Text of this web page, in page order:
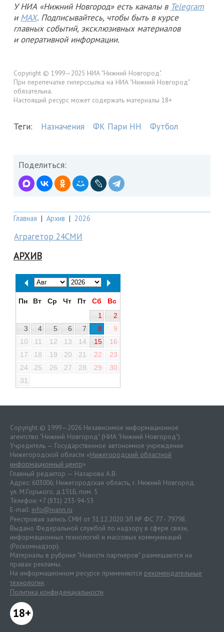
У НИА «Нижний Новгород» есть каналы в Telegram
и MAX. Подписывайтесь, чтобы быть в курсе
главных событий, эксклюзивных материалов
и оперативной информации.
Copyright © 1999—2025 НИА "Нижний Новгород".
При перепечатке гиперссылка на НИА "Нижний Новгород"
обязательна.
Настоящий ресурс может содержать материалы 18+
Теги: Назначения ФК Пари НН Футбол
Поделиться:
Главная | Архив | 2026
Аграгетор 24СМИ
АРХИВ
Пн Вт Ср Чт Пт Сб
Вс
1
2
3
4 5 6 7 8
9
10
11 12 13 14 15
16
17
18 19 20 21 22
23
24
25 26 27 28 29
30
31
Copyright © 1999—2026 Независимое информационное
агентство "Нижний Новгород" (НИА "Нижний Новгород")
Учредитель — Государственное автономное учреждение
Нижегородской области «Нижегородский областной
информационный центр»
Главный редактор — Назарова А.В.
Адрес: 603006, Нижегородская область, г. Нижний Новгород.
ул. М.Горького, д.151Б, пом. 5
Телефон: +7 (831) 233-94-53
E-mail: info@niann.ru
Реестровая запись СМИ от 31.12.2020 ЭЛ № ФС 77 - 79798.
Выдано Федеральной службой по надзору в сфере связи,
информационных технологий и массовых коммуникаций
(Роскомнадзор).
Материалы в рубрике "Новости партнеров" размещаются на
правах рекламы.
На информационном ресурсе применяются рекомендательные
технологии.
Политика конфиденциальности
18+